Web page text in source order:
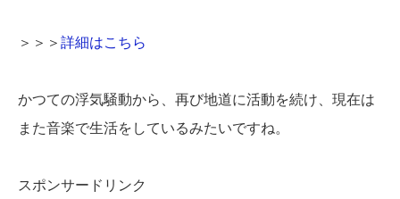
＞＞＞ 詳細はこちら
かつての浮気騒動から、再び地道に活動を続け、現在は
また音楽で生活をしているみたいですね。
スポンサードリンク